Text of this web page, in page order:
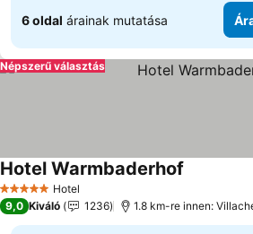
6 oldal árainak mutatása
Népszerű választás
5 KategóriaHotel
Hotel Warmbaderhof
9,0 Kiváló 1236 1.8 km-re innen: